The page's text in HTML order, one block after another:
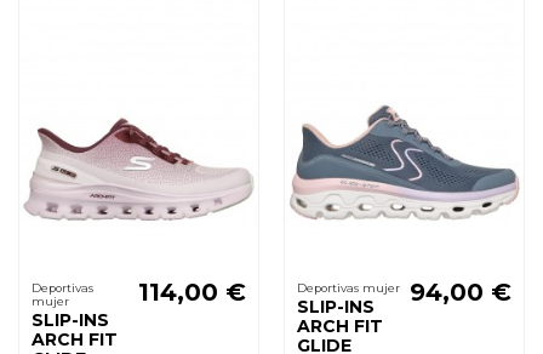
Deportivas
mujer
SLIP-INS
ARCH FIT
114,00 € Deportivas mujer
SLIP-INS
ARCH FIT
GLIDE
94,00 €